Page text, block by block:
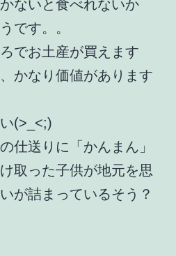
ないと食べれないか
です。。
でお土産が買えます
かなり価値があります
(>_<;)
仕送りに「かんまん」
取った子供が地元を思
が詰まっているそう？